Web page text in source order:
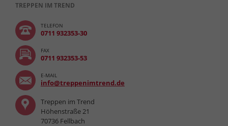
TREPPEN IM TREND
TELEFON
0711 932353-30
FAX
0711 932353-53
E-MAIL
info@treppenimtrend.de
Treppen im Trend
Höhenstraße 21
70736 Fellbach